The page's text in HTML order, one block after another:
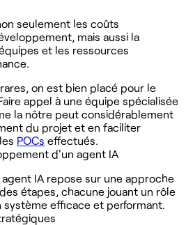
seulement les coûts
mais aussi la
et les ressources
on est bien placé pour le
appel à une équipe spécialisée
la nôtre peut considérablement
du projet et en faciliter
POCs effectués.
d'un agent IA
IA repose sur une approche
étapes, chacune jouant un rôle
système efficace et performant.